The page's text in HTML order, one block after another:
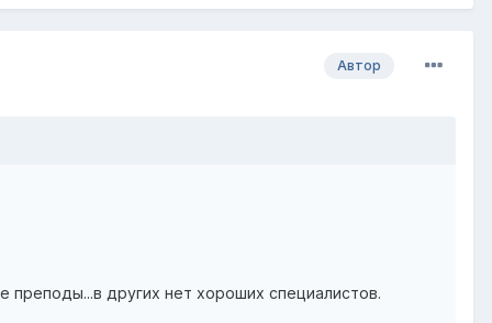
Автор
преподы...в других нет хороших специалистов.